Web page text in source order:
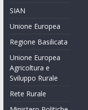
SIAN
Unione Europea
Regione Basilicata
Unione Europea
Agricoltura e
Sviluppo Rurale
Rete Rurale